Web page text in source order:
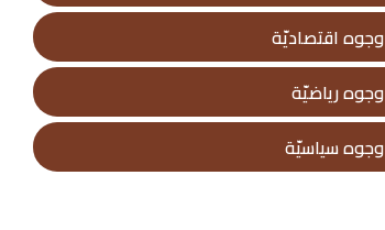
وجوه اقتصاديّة
وجوه رياضيّة
وجوه سياسيّة